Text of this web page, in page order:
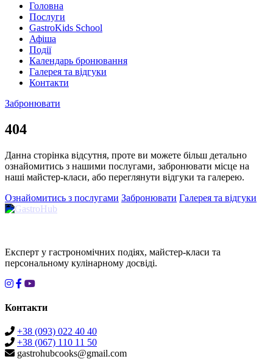
Головна
Послуги
GastroKids School
Афіша
Події
Календарь бронювання
Галерея та відгуки
Контакти
Забронювати
404
Данна сторінка відсутня, проте ви можете більш детально
ознайомитись з нашими послугами, забронювати місце на
наші майстер-класи, або переглянути відгуки та галерею.
Ознайомитись з послугами Забронювати Галерея та відгуки
Експерт у гастрономічних подіях, майстер-класи та
персональному кулінарному досвіді.
Контакти
+38 (093) 022 40 40
+38 (067) 110 11 50
gastrohubcooks@gmail.com